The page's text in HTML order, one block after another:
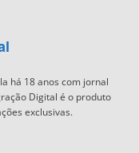
há 18 anos com jornal
Digital é o produto
exclusivas.